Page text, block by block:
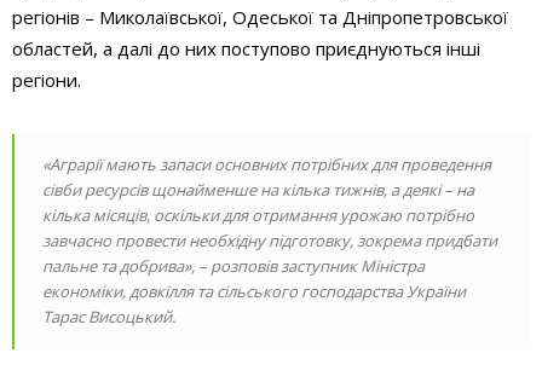
регіонів – Миколаївської, Одеської та Дніпропетровської
областей, а далі до них поступово приєднуються інші
регіони.
«Аграрії мають запаси основних потрібних для проведення
сівби ресурсів щонайменше на кілька тижнів, а деякі – на
кілька місяців, оскільки для отримання урожаю потрібно
завчасно провести необхідну підготовку, зокрема придбати
пальне та добрива», – розповів заступник Міністра
економіки, довкілля та сільського господарства України
Тарас Висоцький.